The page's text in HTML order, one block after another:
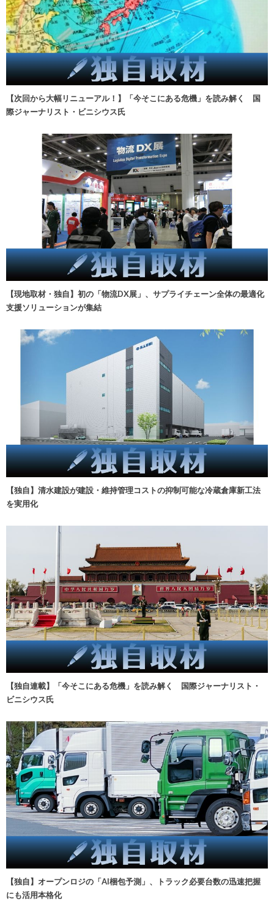
【次回から大幅リニューアル！】「今そこにある危機」を読み解く 国
際ジャーナリスト・ビニシウス氏
【現地取材・独自】初の「物流DX展」、サプライチェーン全体の最適化
支援ソリューションが集結
【独自】清水建設が建設・維持管理コストの抑制可能な冷蔵倉庫新工法
を実用化
【独自連載】「今そこにある危機」を読み解く 国際ジャーナリスト・
ビニシウス氏
【独自】オープンロジの「AI梱包予測」、トラック必要台数の迅速把握
にも活用本格化